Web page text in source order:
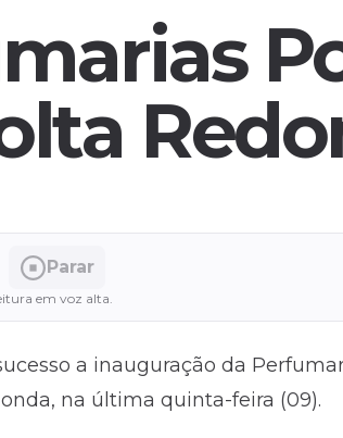
Parar
em voz alta.
a inauguração da
na última quinta-feira (09).